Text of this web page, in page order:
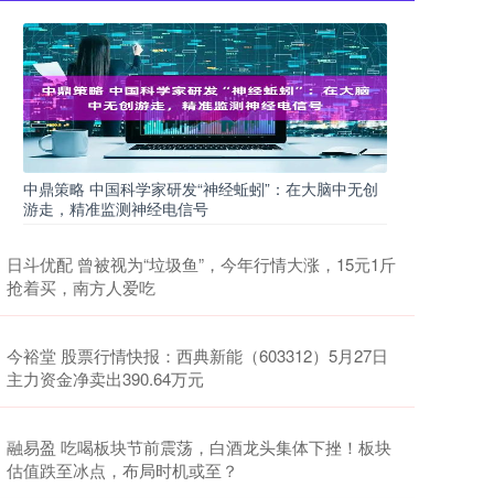
中鼎策略 中国科学家研发“神经蚯蚓”：在大脑中无创
游走，精准监测神经电信号
日斗优配 曾被视为“垃圾鱼”，今年行情大涨，15元1斤
抢着买，南方人爱吃
今裕堂 股票行情快报：西典新能（603312）5月27日
主力资金净卖出390.64万元
融易盈 吃喝板块节前震荡，白酒龙头集体下挫！板块
估值跌至冰点，布局时机或至？